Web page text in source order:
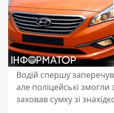
Водій спершу
але поліцейські змогли
заховав сумку зі